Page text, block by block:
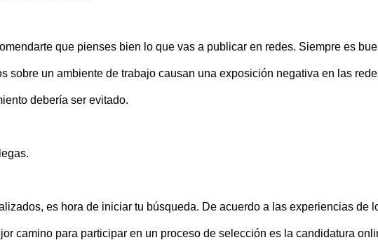
que pienses bien lo que vas a publicar en redes. Siempre es
sobre un ambiente de trabajo causan una exposición negativa en las
debería ser evitado.
es hora de iniciar tu búsqueda. De acuerdo a las experiencias de
camino para participar en un proceso de selección es la candidatura